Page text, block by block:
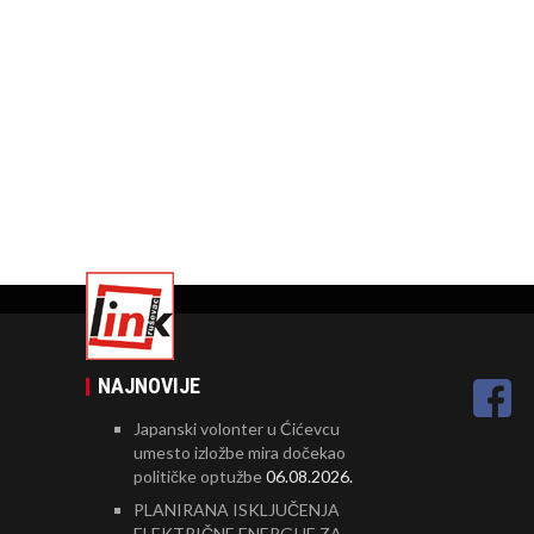
NAJNOVIJE
Japanski volonter u Ćićevcu
umesto izložbe mira dočekao
političke optužbe06.08.2026.
PLANIRANA ISKLJUČENJA